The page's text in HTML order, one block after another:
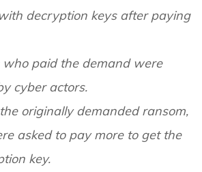
decryption keys after paying
who paid the demand were
cyber actors.
originally demanded ransom,
asked to pay more to get the
key.